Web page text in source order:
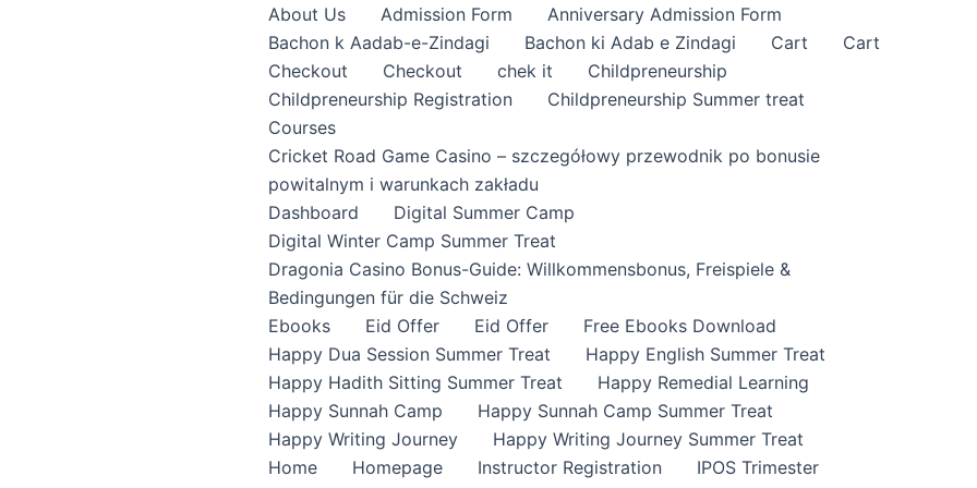
About Us Admission Form
Anniversary Admission Form
Bachon k Aadab-e-Zindagi
Bachon ki Adab e Zindagi Cart
Cart
Checkout
Checkout chek it
Childpreneurship
Childpreneurship Registration
Childpreneurship Summer treat
Courses
Cricket Road Game Casino – szczegółowy przewodnik po bonusie
powitalnym i warunkach zakładu
Dashboard
Digital Summer Camp
Digital Winter Camp Summer Treat
Dragonia Casino Bonus-Guide: Willkommensbonus, Freispiele &
Bedingungen für die Schweiz
Ebooks
Eid Offer Eid Offer
Free Ebooks Download
Happy Dua Session Summer Treat
Happy English Summer Treat
Happy Hadith Sitting Summer Treat
Happy Remedial Learning
Happy Sunnah Camp
Happy Sunnah Camp Summer Treat
Happy Writing Journey
Happy Writing Journey Summer Treat
Home
Homepage Instructor Registration
IPOS Trimester